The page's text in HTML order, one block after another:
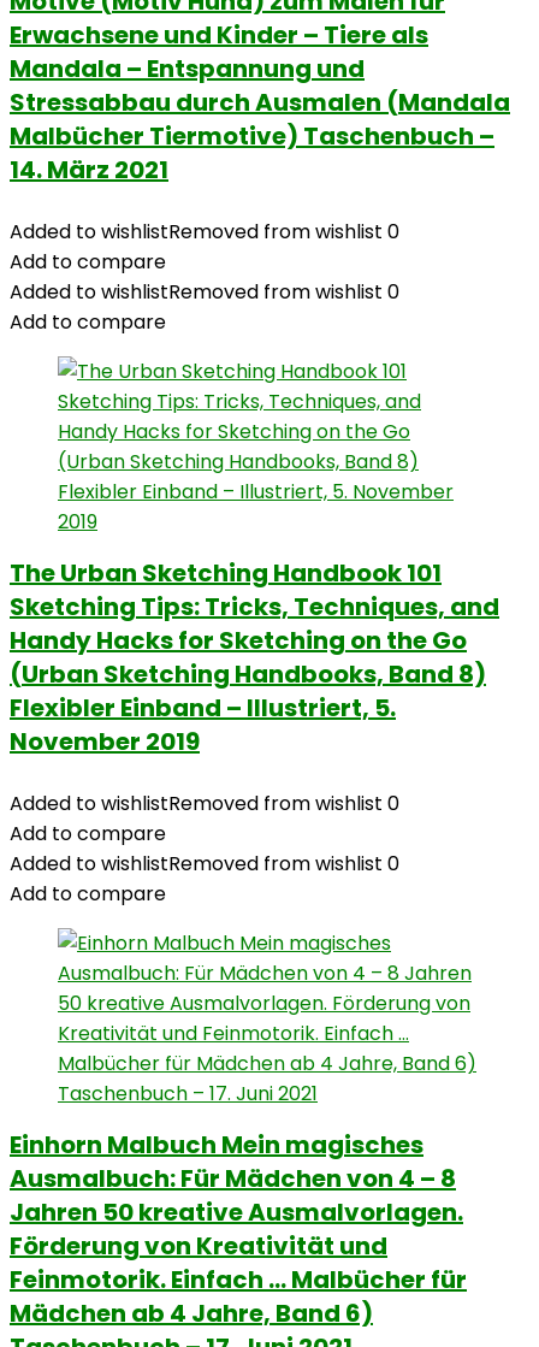
Erwachsene und Kinder – Tiere als
Mandala – Entspannung und
Stressabbau durch Ausmalen (Mandala
Malbücher Tiermotive) Taschenbuch –
14. März 2021
Added to wishlistRemoved from wishlist 0
Add to compare
Added to wishlistRemoved from wishlist 0
Add to compare
The Urban Sketching Handbook 101
Sketching Tips: Tricks, Techniques, and
Handy Hacks for Sketching on the Go
(Urban Sketching Handbooks, Band 8)
Flexibler Einband – Illustriert, 5.
November 2019
Added to wishlistRemoved from wishlist 0
Add to compare
Added to wishlistRemoved from wishlist 0
Add to compare
Einhorn Malbuch Mein magisches
Ausmalbuch: Für Mädchen von 4 – 8
Jahren 50 kreative Ausmalvorlagen.
Förderung von Kreativität und
Feinmotorik. Einfach … Malbücher für
Mädchen ab 4 Jahre, Band 6)